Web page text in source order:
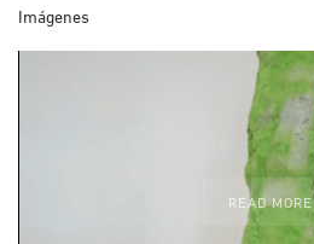
Imágenes
READ MORE